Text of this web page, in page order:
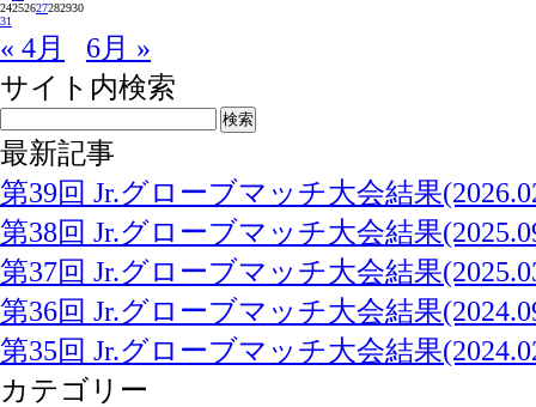
24252627282930
31
« 4月
6月 »
サイト内検索
最新記事
第39回 Jr.グローブマッチ大会結果
第38回 Jr.グローブマッチ大会結果
第37回 Jr.グローブマッチ大会結果
第36回 Jr.グローブマッチ大会結果
第35回 Jr.グローブマッチ大会結果
カテゴリー